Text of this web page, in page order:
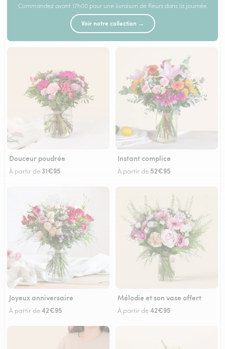
Commandez avant 17h00 pour une livraison de fleurs dans la journée
Voir notre collection →
Douceur poudrée
À partir de 31€95
Instant complice
À partir de 52€95
Joyeux anniversaire
À partir de42€95
Mélodie et son vase offert
À partir de42€95